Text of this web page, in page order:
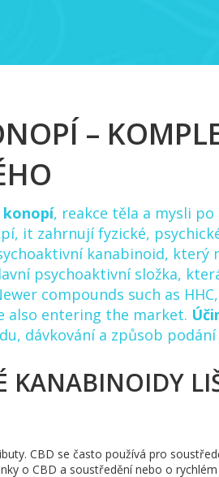
–
konopí, reakce těla a mysli
, it zahrnují fyzické,
kanabinoid, který
psychoaktivní složka,
compounds such as HHC,
also entering the market.
dávkování a způsob
KANABINOIDY
CBD se často používá pro
o CBD a soustředění nebo o